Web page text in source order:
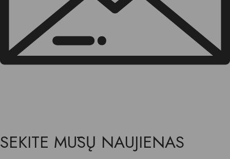
SEKITE MŪSŲ NAUJIENAS